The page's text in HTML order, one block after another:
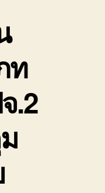
ท
.2